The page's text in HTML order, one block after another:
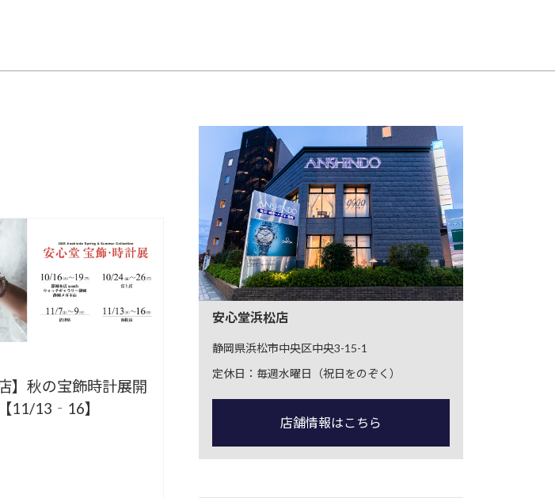
】秋の宝飾時計展開
11/13‐16】
安心堂浜松店
静岡県浜松市中央区中央3-15-1
定休日：毎週水曜日（祝日をのぞく）
店舗情報はこちら